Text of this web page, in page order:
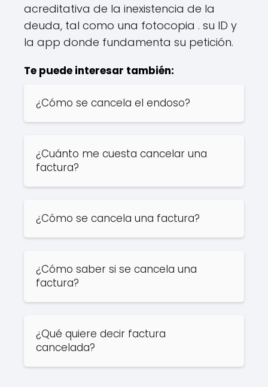
acreditativa de la inexistencia de la
deuda, tal como una fotocopia . su ID y
la app donde fundamenta su petición.
Te puede interesar también:
¿Cómo se cancela el endoso?
¿Cuánto me cuesta cancelar una
factura?
¿Cómo se cancela una factura?
¿Cómo saber si se cancela una
factura?
¿Qué quiere decir factura
cancelada?